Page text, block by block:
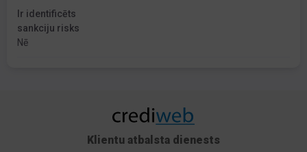
Ir identificēts
sankciju risks
Nē
Klientu atbalsta dienests